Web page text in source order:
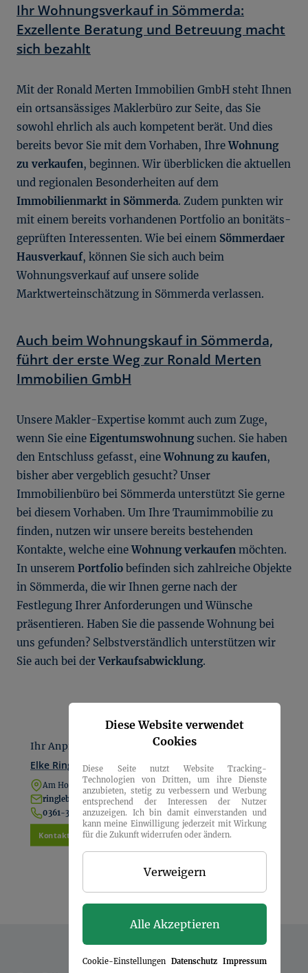
Diese Website verwendet
Cookies
Diese Seite nutzt Website Tracking-
Technologien von Dritten, um ihre Dienste
anzubieten, stetig zu verbessern und Werbung
entsprechend der Interessen der Nutzer
anzuzeigen. Ich bin damit einverstanden und
kann meine Einwilligung jederzeit mit Wirkung
für die Zukunft widerrufen oder ändern.
Verweigern
Alle Akzeptieren
Cookie-Einstellungen Datenschutz Impressum
Ihr Wohnungsverkauf in Sömmerda:
Exzellente Beratung und Betreuung macht
sich bezahlt
Mit der Ronald Merten Immobilien GmbH steht Ihnen
ein ortsansässiges Maklerbüro zur Seite, das Sie
sowohl ehrlich als auch kompetent berät. Und dies
bereits bevor Sie mit dem Vorhaben, IhreWohnung
zu verkaufen, beginnen. Wir überblicken die aktuellen
und regionalen Besonderheiten auf dem
Immobilienmarkt in Sömmerda. Zudem punkten wir
mit einem bereits vorhandenen Portfolio an bonitäts-
geprüften Interessenten. Wie bei einem Sömmerdaer
Hausverkauf, können Sie sich auch beim
Wohnungsverkauf auf unsere solide
Marktwerteinschätzung in Sömmerda verlassen.
Auch beim Wohnungskauf in Sömmerda,
führt der erste Weg zur Ronald Merten
Immobilien GmbH
Unsere Makler-Expertise kommt auch zum Zuge,
wenn Sie eine Eigentumswohnungsuchen. Sie haben
den Entschluss gefasst, eineWohnung zu kaufen,
bisher aber vergeblich gesucht? Unser
Immobilienbüro bei Sömmerda unterstützt Sie gerne
bei diesem Vorhaben. Um Ihre Traumimmobilie zu
finden, nutzen wir unsere bereits bestehenden
Kontakte, welche eineWohnung verkaufen möchten.
In unserem Portfolio befinden sich zahlreiche Objekte
in Sömmerda, die wir Ihnen gerne nach der
Festlegung Ihrer Anforderungen und Wünsche
präsentieren. Haben Sie die passende Wohnung bei
uns gefunden? Selbstverständlich unterstützen wir
Sie auch bei derVerkaufsabwicklung.
Ihr Anprechpartner
Elke Ringleb Löther
Am Hopfenberg 5, 99096 Erfurt
ringleb@merten-immobilien.de
0361-34770-10
Kontakt aufnehmen